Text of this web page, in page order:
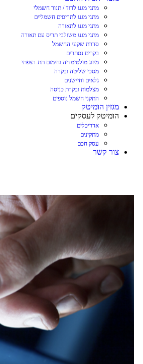
מתגי מגע לדוד / תנור חשמלי
מתגי מגע לתריסים חשמליים
מתגי מגע לתאורה
מתגי מגע משולבי תריס עם תאורה
סדרת שקעי החשמל
בקרים נסתרים
מיזוג מולטימדיה וחימום תת-רצפתי
מסכי שליטה ובקרה
גלאים וחיישנים
מצלמות ובקרת כניסה
התקני חשמל נוספים
מגזין הומיטק
הומיטק לעסקים
אדריכלים
מתקינים
עסק חכם
צור קשר